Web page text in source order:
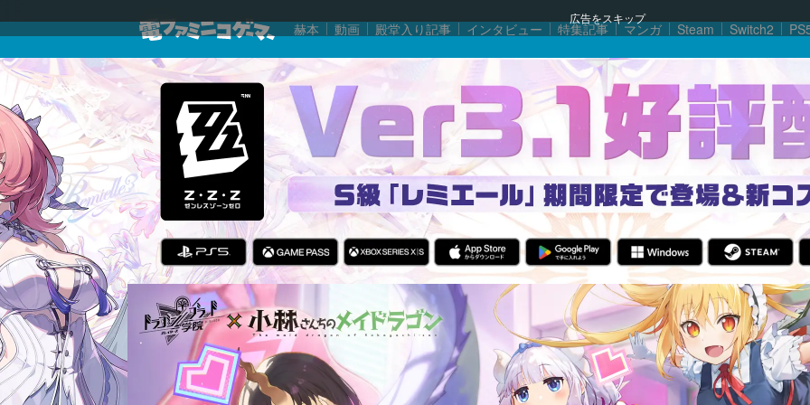
広告をスキップ
赫本 動画 殿堂入り記事 インタビュー 特集記事 マンガ Steam Switch2